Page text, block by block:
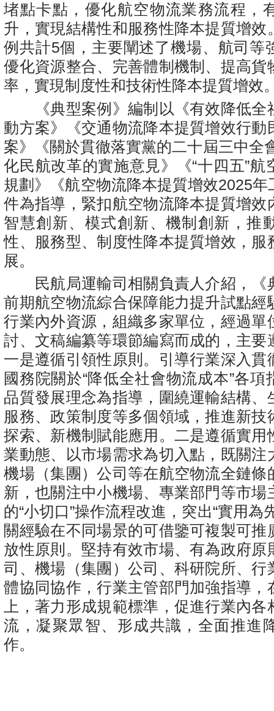
堵點卡點，優化航空物流業務流程，
升，實現結構性和服務性降本提質增效
例共計5個，主要闡述了機場、航司等
優化資源整合、完善體制機制、提高貨
率，實現制度性和技術性降本提質增效
《典型案例》編制以《有效降低全
動方案》《交通物流降本提質增效行動
案》《關於貫徹落實黨的二十屆三中全
化民航改革的實施意見》《“十四五”航
規劃》《航空物流降本提質增效2025年
件為指導，緊扣航空物流降本提質增效
智慧創新、模式創新、機制創新，推
性、服務型、制度性降本提質增效，服
展。
民航局運輸司相關負責人介紹，《
前期航空物流綜合保障能力提升試點經
行業內外資源，組織多家單位，經過單
討、文稿編纂等環節編寫而成的，主要
一是遵循引領性原則。引導行業深入貫
國務院關於“降低全社會物流成本”各項
品質發展理念為指導，圍繞運輸結構、
服務、政策制度等多個領域，推進新技
探索、新機制賦能應用。二是遵循實用
業動態、以市場需求為切入點，既關注
機場（集團）公司等在航空物流全鏈條
新，也關注中小機場、專業部門等市場
的“小切口”操作流程改進，突出“實用為
關經驗在不同場景的可借鑒可複製可推
放性原則。堅持有效市場、有為政府原
司、機場（集團）公司、科研院所、行
體協同協作，行業主管部門加強指導，
上，著力形成規範標準，促進行業內
流，凝聚眾智、形成共識，全面推進
作。